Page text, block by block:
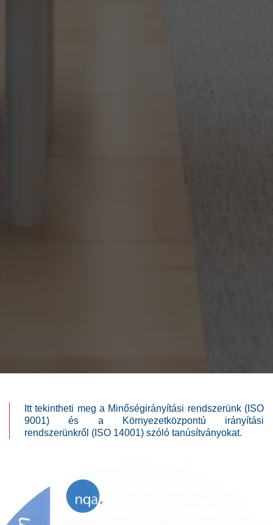
Itt tekintheti meg a Minőségirányítási rendszerünk (ISO
9001) és a Környezetközpontú irányítási
rendszerünkről (ISO 14001) szóló tanúsítványokat.